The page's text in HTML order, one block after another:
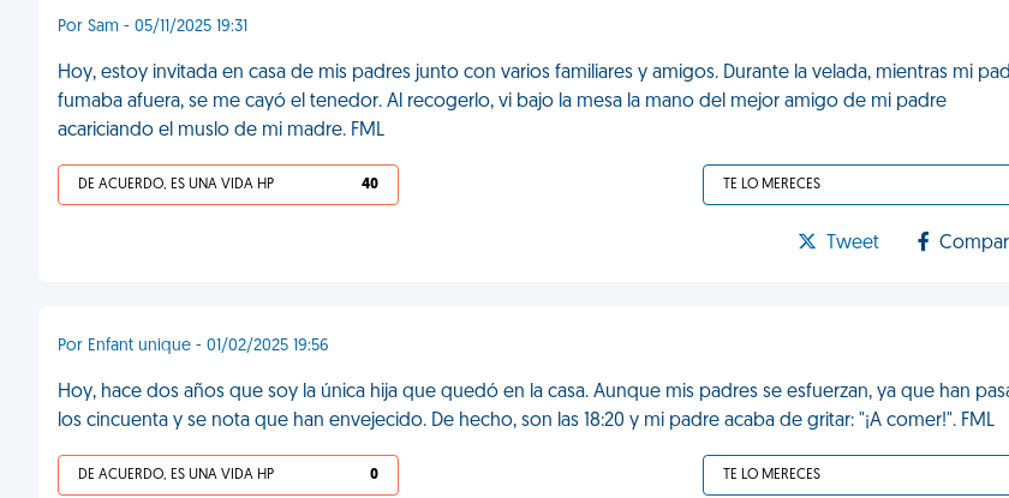
Por Sam - 05/11/2025 19:31
Hoy, estoy invitada en casa de mis padres junto con varios familiares y amigos. Durante la velada, mientras mi
fumaba afuera, se me cayó el tenedor. Al recogerlo, vi bajo la mesa la mano del mejor amigo de mi padre
acariciando el muslo de mi madre. FML
DE ACUERDO, ES UNA VIDA HP 40 TE LO MERECES
Tweet
Por Enfant unique - 01/02/2025 19:56
Hoy, hace dos años que soy la única hija que quedó en la casa. Aunque mis padres se esfuerzan, ya que han
los cincuenta y se nota que han envejecido. De hecho, son las 18:20 y mi padre acaba de gritar: "¡A comer!". FML
DE ACUERDO, ES UNA VIDA HP 0 TE LO MERECES